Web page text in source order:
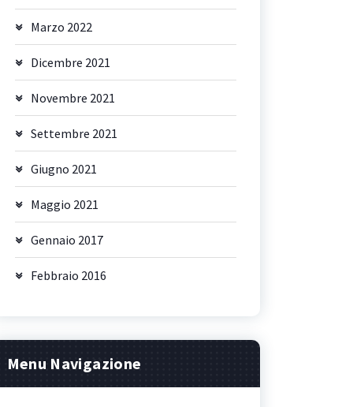
Marzo 2022
Dicembre 2021
Novembre 2021
Settembre 2021
Giugno 2021
Maggio 2021
Gennaio 2017
Febbraio 2016
Menu Navigazione